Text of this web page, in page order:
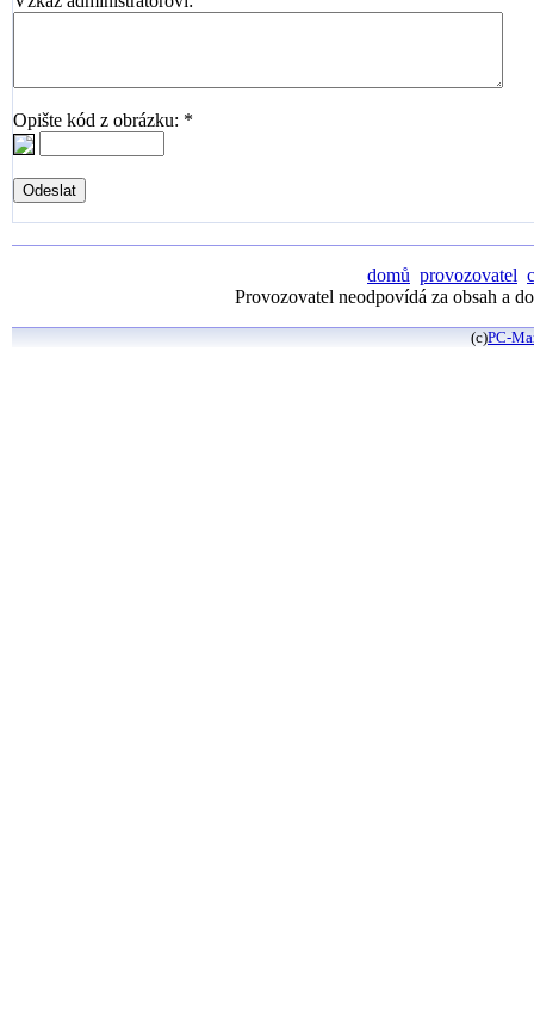
Opište kód z obrázku: *
domů provozovatel
Provozovatel neodpovídá za obsah a
(c)PC-